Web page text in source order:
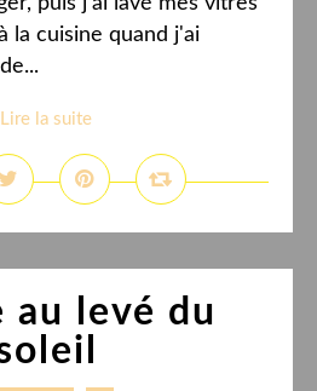
la cuisine quand j'ai
Lire la suite
au levé du